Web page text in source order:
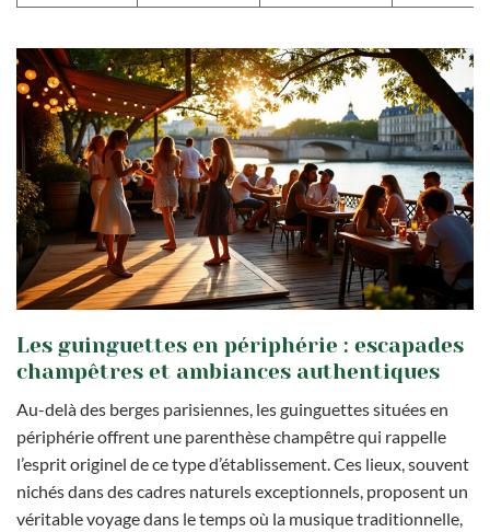
Les guinguettes en périphérie : escapades
champêtres et ambiances authentiques
Au-delà des berges parisiennes, les guinguettes situées en
périphérie offrent une parenthèse champêtre qui rappelle
l’esprit originel de ce type d’établissement. Ces lieux, souvent
nichés dans des cadres naturels exceptionnels, proposent un
véritable voyage dans le temps où la musique traditionnelle,